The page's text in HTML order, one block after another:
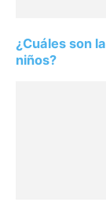
¿Cuáles son
niños?